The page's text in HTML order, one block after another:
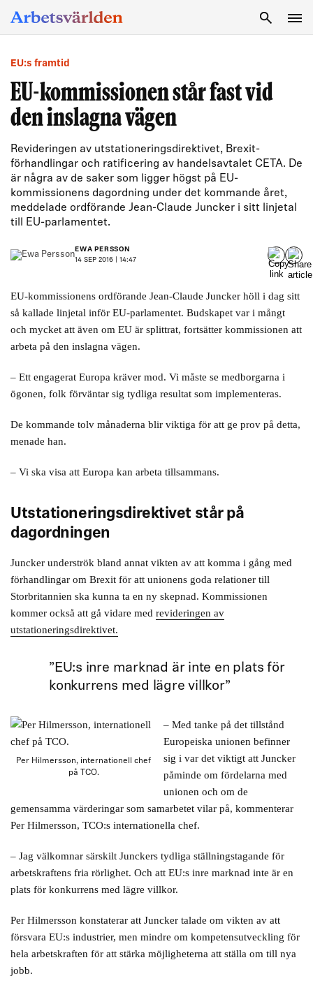
EU:s framtid
EU-kommissionen står fast vid
den inslagna vägen
Revideringen av utstationeringsdirektivet, Brexit-
förhandlingar och ratificering av handelsavtalet CETA. De
är några av de saker som ligger högst på EU-
kommissionens dagordning under det kommande året,
meddelade ordförande Jean-Claude Juncker i sitt linjetal
till EU-parlamentet.
EWA PERSSON
14 SEP 2016 | 14:47
EU-kommissionens ordförande Jean-Claude Juncker höll i dag sitt
så kallade linjetal inför EU-parlamentet. Budskapet var i mångt
och mycket att även om EU är splittrat, fortsätter kommissionen att
arbeta på den inslagna vägen.
– Ett engagerat Europa kräver mod. Vi måste se medborgarna i
ögonen, folk förväntar sig tydliga resultat som implementeras.
De kommande tolv månaderna blir viktiga för att ge prov på detta,
menade han.
– Vi ska visa att Europa kan arbeta tillsammans.
Utstationeringsdirektivet står på
dagordningen
Juncker underströk bland annat vikten av att komma i gång med
förhandlingar om Brexit för att unionens goda relationer till
Storbritannien ska kunna ta en ny skepnad. Kommissionen
kommer också att gå vidare med revideringen av
utstationeringsdirektivet.
”EU:s inre marknad är inte en plats för
konkurrens med lägre villkor”
Per Hilmersson, internationell chef
på TCO.
– Med tanke på det tillstånd
Europeiska unionen befinner
sig i var det viktigt att Juncker
påminde om fördelarna med
unionen och om de
gemensamma värderingar som samarbetet vilar på, kommenterar
Per Hilmersson, TCO:s internationella chef.
– Jag välkomnar särskilt Junckers tydliga ställningstagande för
arbetskraftens fria rörlighet. Och att EU:s inre marknad inte är en
plats för konkurrens med lägre villkor.
Per Hilmersson konstaterar att Juncker talade om vikten av att
försvara EU:s industrier, men mindre om kompetensutveckling för
hela arbetskraften för att stärka möjligheterna att ställa om till nya
jobb.